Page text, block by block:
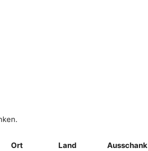
Ort Land Ausschank